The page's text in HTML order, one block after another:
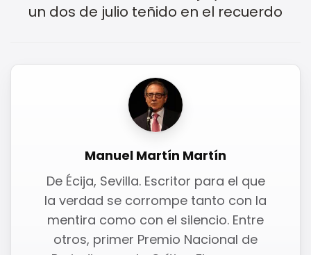
un dos de julio teñido en el recuerdo
Manuel Martín Martín
De Écija, Sevilla. Escritor para el que
la verdad se corrompe tanto con la
mentira como con el silencio. Entre
otros, primer Premio Nacional de